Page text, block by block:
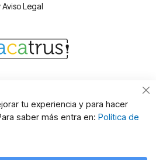
Legal
tu experiencia y para hacer
saber más entra en: Política de